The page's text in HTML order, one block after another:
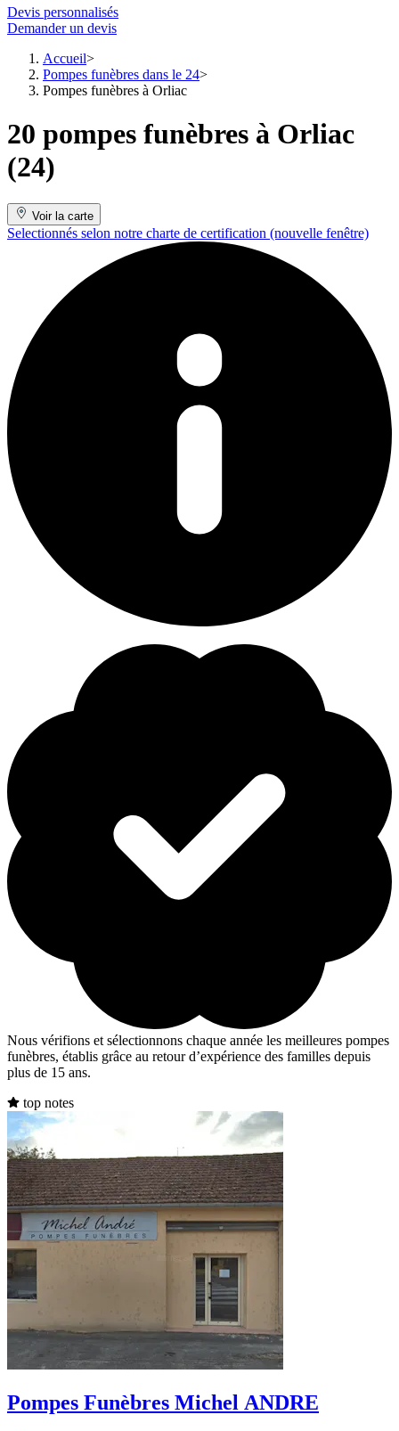
Devis personnalisés
Demander un devis
Accueil
Pompes funèbres dans le 24
Pompes funèbres à Orliac
20 pompes funèbres à Orliac
(24)
Voir la carte
Selectionnés selon notre charte de certification (nouvelle fenêtre)
Nous vérifions et sélectionnons chaque année les meilleures pompes
funèbres, établis grâce au retour d’expérience des familles depuis
plus de 15 ans.
top notes
Pompes Funèbres Michel ANDRE